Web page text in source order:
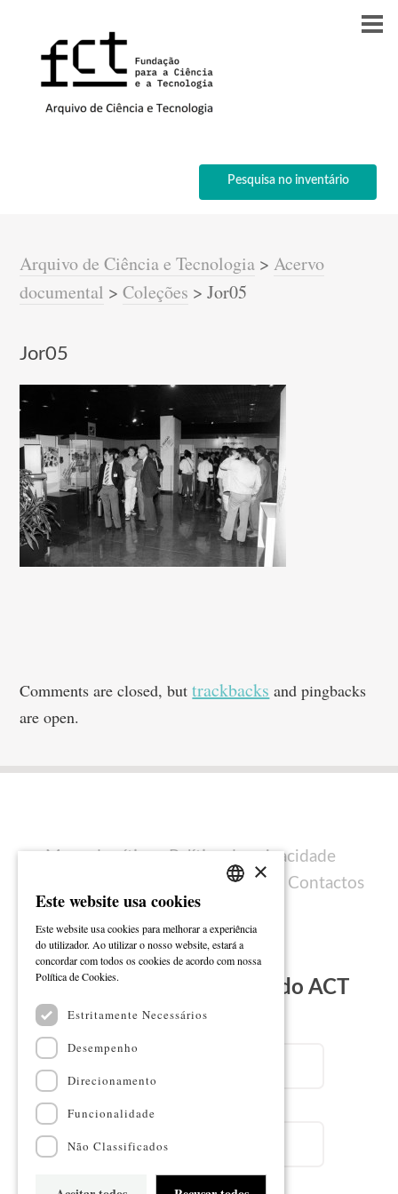
Pesquisa no inventário
Arquivo de Ciência e Tecnologia >Acervo
documental >Coleções >Jor05
Jor05
Comments are closed, buttrackbacks and pingbacks
are open.
Mapa do sítio
Política de privacidade
Ficha técnica Contactos
Subscreva a Newsletter do ACT
ENGLISH
×
Este website usa cookies
Este website usa cookies para melhorar a experiência
do utilizador. Ao utilizar o nosso website, estará a
concordar com todos os cookies de acordo com nossa
Política de Cookies.
Estritamente Necessários
Desempenho
Direcionamento
Funcionalidade
Não Classificados